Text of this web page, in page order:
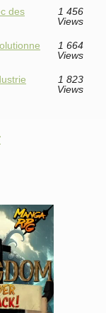
des
1 456
Views
1 664
Views
1 823
Views